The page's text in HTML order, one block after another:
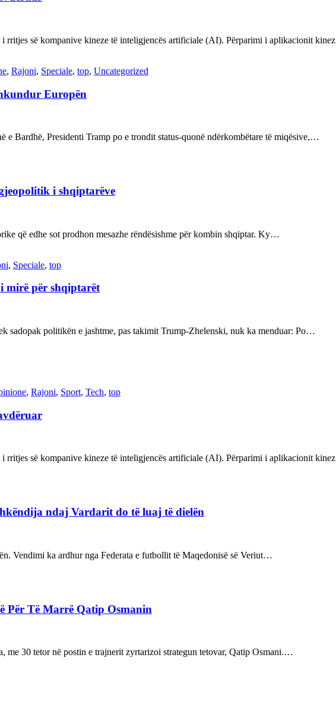
i rritjes së kompanive kineze të inteligjencës artificiale (AI). Përparimi i aplikacionit
, Rajoni, Speciale, top, Uncategorized
Europën
e Bardhë, Presidenti Tramp po e trondit status-quonë ndërkombëtare të miqësive,…
i shqiptarëve
që edhe sot prodhon mesazhe rëndësishme për kombin shqiptar. Ky…
, Speciale, top
mirë për shqiptarët
sadopak politikën e jashtme, pas takimit Trump-Zhelenski, nuk ka menduar: Po…
, Rajoni, Sport, Tech, top
i rritjes së kompanive kineze të inteligjencës artificiale (AI). Përparimi i aplikacionit
ndaj Vardarit do të luaj të dielën
Vendimi ka ardhur nga Federata e futbollit të Maqedonisë së Veriut…
Për Të Marrë Qatip Osmanin
me 30 tetor në postin e trajnerit zyrtarizoi strategun tetovar, Qatip Osmani.…